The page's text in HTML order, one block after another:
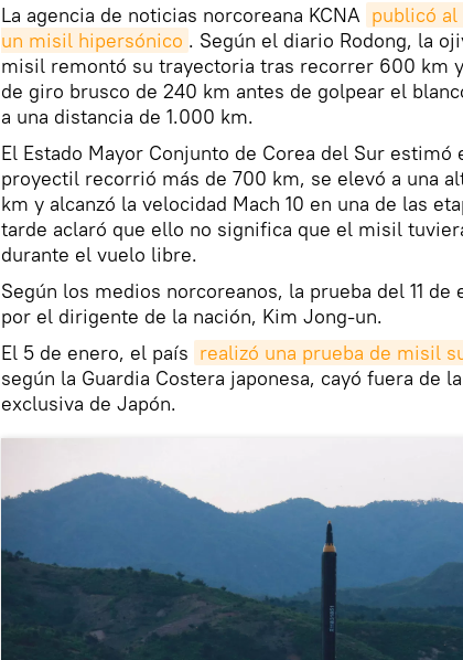
La agencia de noticias norcoreana KCNA publicó
un misil hipersónico . Según el diario Rodong, la
misil remontó su trayectoria tras recorrer 600 km
de giro brusco de 240 km antes de golpear el
a una distancia de 1.000 km.
El Estado Mayor Conjunto de Corea del Sur
proyectil recorrió más de 700 km, se elevó a una
km y alcanzó la velocidad Mach 10 en una de las
tarde aclaró que ello no significa que el misil
durante el vuelo libre.
Según los medios norcoreanos, la prueba del 11 de
por el dirigente de la nación, Kim Jong-un.
El 5 de enero, el país realizó una prueba de misil
según la Guardia Costera japonesa, cayó fuera de
exclusiva de Japón.